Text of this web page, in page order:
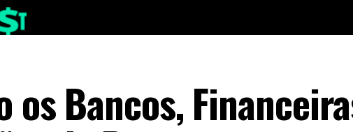
os Bancos,